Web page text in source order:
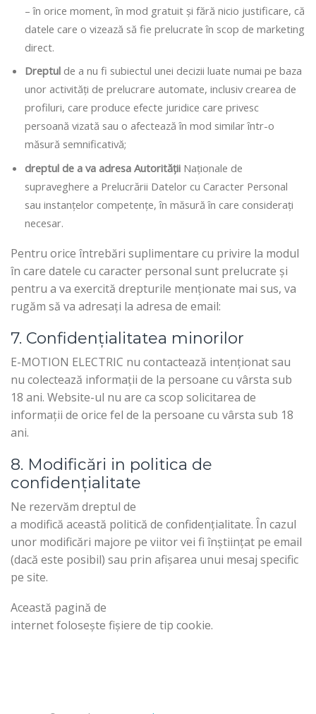
– în orice moment, în mod gratuit și fără nicio justificare, că
datele care o vizează să fie prelucrate în scop de marketing
direct.
Dreptul de a nu fi subiectul unei decizii luate numai pe baza
unor activități de prelucrare automate, inclusiv crearea de
profiluri, care produce efecte juridice care privesc
persoană vizată sau o afectează în mod similar într-o
măsură semnificativă;
dreptul de a va adresa Autorității Naționale de
supraveghere a Prelucrării Datelor cu Caracter Personal
sau instanțelor competențe, în măsură în care considerați
necesar.
Pentru orice întrebări suplimentare cu privire la modul
în care datele cu caracter personal sunt prelucrate și
pentru a va exercită drepturile menționate mai sus, va
rugăm să va adresați la adresa de email:
7. Confidențialitatea minorilor
E-MOTION ELECTRIC nu contactează intenționat sau
nu colectează informații de la persoane cu vârsta sub
18 ani. Website-ul nu are ca scop solicitarea de
informații de orice fel de la persoane cu vârsta sub 18
ani.
8. Modificări in politica de
confidențialitate
Ne rezervăm dreptul de
a modifică această politică de confidențialitate. În cazul
unor modificări majore pe viitor vei fi înștiințat pe email
(dacă este posibil) sau prin afișarea unui mesaj specific
pe site.
Această pagină de
internet folosește fișiere de tip cookie.